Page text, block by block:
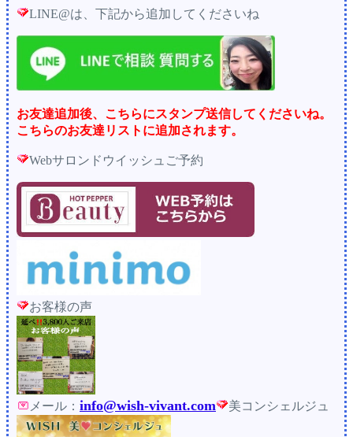
LINE@は、下記から追加してくださいね
お友達追加後、こちらにスタンプ送信してくださいね。
こちらのお友達リストに追加されます。
Webサロンドウイッシュご予約
お客様の声
メール： info@wish-vivant.com 美コンシェルジュ